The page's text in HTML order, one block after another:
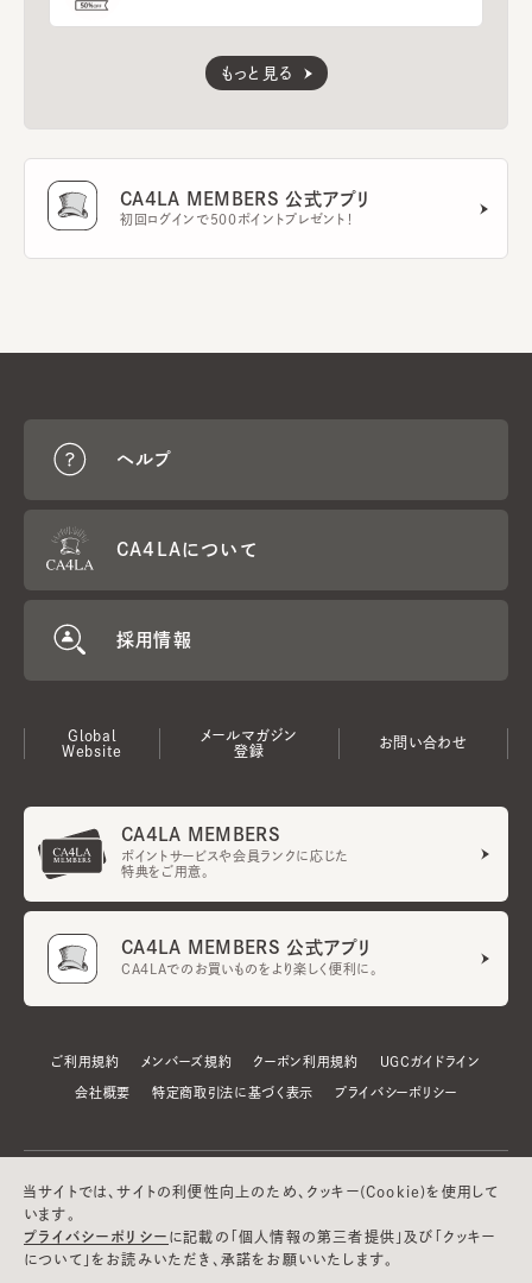
もっと見る
CA4LA MEMBERS 公式アプリ
初回ログインで500ポイントプレゼント！
ヘルプ
CA4LAについて
採用情報
Global
Website
メールマガジン
登録
お問い合わせ
CA4LA MEMBERS
ポイントサービスや会員ランクに応じた
特典をご用意。
CA4LA MEMBERS 公式アプリ
CA4LAでのお買いものをより楽しく便利に。
ご利用規約 メンバーズ規約 クーポン利用規約 UGCガイドライン
会社概要 特定商取引法に基づく表示 プライバシーポリシー
当サイトでは、サイトの利便性向上のため、クッキー(Cookie)を使用して
います。
プライバシーポリシー に記載の「個人情報の第三者提供」及び「クッキー
について」をお読みいただき、承諾をお願いいたします。